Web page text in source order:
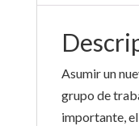
Asumir un
grupo de
importante,